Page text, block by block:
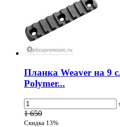
Планка Weaver на 9
Polymer...
1 650
Скидка 13%